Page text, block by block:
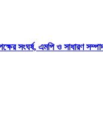
সংঘর্ষ, এমপি ও সাধারণ